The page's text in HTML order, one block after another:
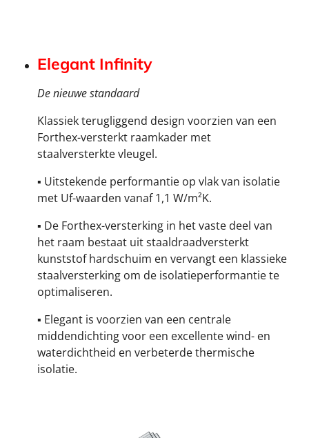
Elegant Infinity
De nieuwe standaard
Klassiek terugliggend design voorzien van een
Forthex-versterkt raamkader met
staalversterkte vleugel.
▪ Uitstekende performantie op vlak van isolatie
met Uf-waarden vanaf 1,1 W/m²K.
▪ De Forthex-versterking in het vaste deel van
het raam bestaat uit staaldraadversterkt
kunststof hardschuim en vervangt een klassieke
staalversterking om de isolatieperformantie te
optimaliseren.
▪ Elegant is voorzien van een centrale
middendichting voor een excellente wind- en
waterdichtheid en verbeterde thermische
isolatie.